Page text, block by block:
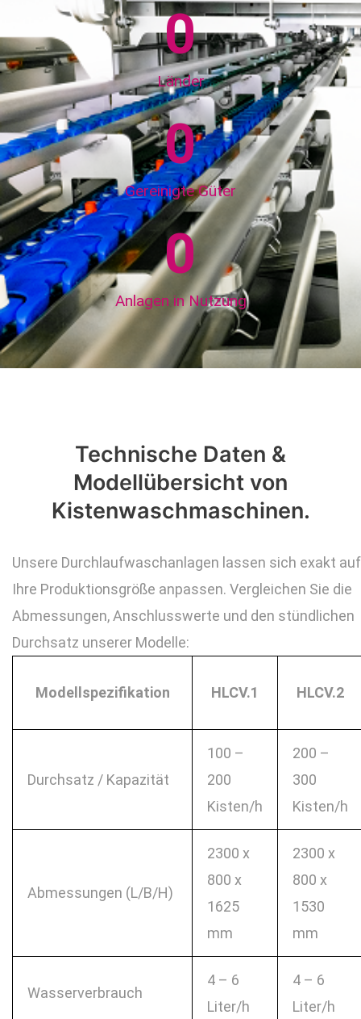
Länder
0
Gereinigte Güter
0
Anlagen in Nutzung
0
Technische Daten &
Modellübersicht von
Kistenwaschmaschinen.
Unsere Durchlaufwaschanlagen lassen sich exakt auf
Ihre Produktionsgröße anpassen. Vergleichen Sie die
Abmessungen, Anschlusswerte und den stündlichen
Durchsatz unserer Modelle:
Modellspezifikation HLCV.1 HLCV.2
Durchsatz / Kapazität
100 –
200
Kisten/h
200 –
300
Kisten/h
Abmessungen (L/B/H)
2300 x
800 x
1625
mm
2300 x
800 x
1530
mm
Wasserverbrauch
4 – 6
Liter/h
4 – 6
Liter/h